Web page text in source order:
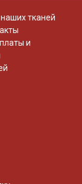
тканей
и